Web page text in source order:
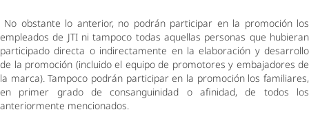
No obstante lo anterior, no podrán participar en la promoción los
empleados de JTI ni tampoco todas aquellas personas que hubieran
participado directa o indirectamente en la elaboración y desarrollo
de la promoción (incluido el equipo de promotores y embajadores de
la marca). Tampoco podrán participar en la promoción los familiares,
en primer grado de consanguinidad o afinidad, de todos los
anteriormente mencionados.